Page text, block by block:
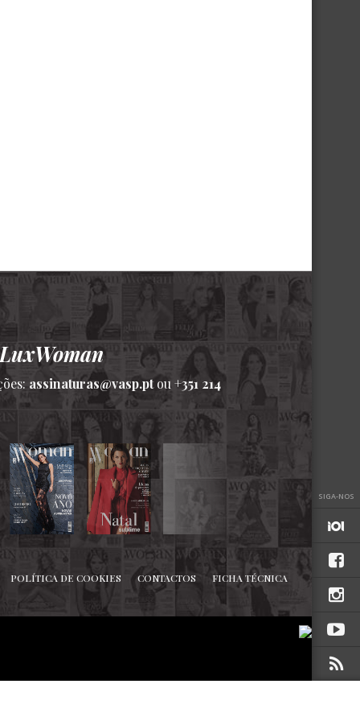
SIGA-NOS
assinaturas@vasp.ptou+351 214
POLÍTICA DE COOKIES CONTACTOS FICHA TÉCNICA